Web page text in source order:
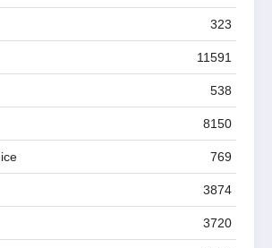
323
11591
538
8150
769
3874
3720